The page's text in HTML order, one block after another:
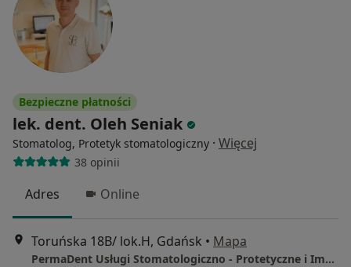
Bezpieczne płatności
lek. dent. Oleh Seniak
Stomatolog, Protetyk stomatologiczny · Więcej
38 opinii
Adres Online
Toruńska 18B/ lok.H, Gdańsk • Mapa
PermaDent Usługi Stomatologiczno - Protetyczne i Implantologiczne